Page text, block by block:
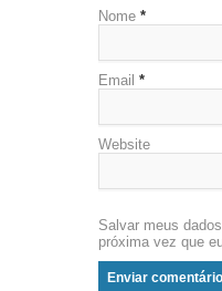
Nome *
Email *
Website
Salvar meus
próxima vez que